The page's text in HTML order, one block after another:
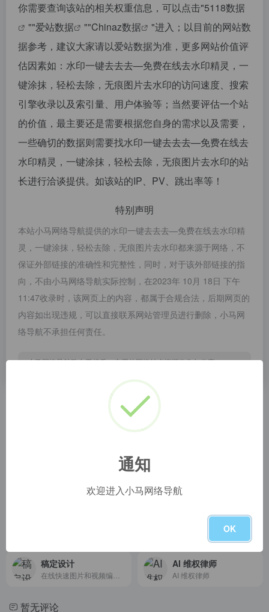
你需要查询该站的相关权重信息，可以点击"5118数据
""爱站数据 ""Chinaz数据
"进入；以目前的网站数
据参考，建议大家请以爱站数据为准，更多网站价值评
估因素如：水印一键去去去—免费在线去水印精灵，一
键涂抹，轻松去除，无痕图片去水印的访问速度、搜索
引擎收录以及索引量、用户体验等；当然要评估一个站
的价值，最主要还是需要根据您自身的需求以及需要，
一些确切的数据则需要找水印一键去去去—免费在线去
水印精灵，一键涂抹，轻松去除，无痕图片去水印的站
长进行洽谈提供。如该站的IP、PV、跳出率等！
特别声明
本站小马网络导航提供的水印一键去去去—免费在线去水印精
灵，一键涂抹，轻松去除，无痕图片去水印都来源于网络，不
保证外部链接的准确性和完整性，同时，对于该外部链接的指
向，不由小马网络导航实际控制，在2023年 10月 18日 下午
11:47收录时，该网页上的内容，都属于合规合法，后期网页的
内容如出现违规，可以直接联系网站管理员进行删除，小马网
络导航不承担任何责任。
小马网络导航致力于优质、实用的网络站点资源收集与分享！
Translate texts &amp; full document files instantly. Accurate translations for individuals and Teams. Millions translate with DeepL every day.
快文CopyDone
稿定设计 AI 维权律师
AI 维权律师
暂无评论
通知
欢迎进入小马网络导航
OK